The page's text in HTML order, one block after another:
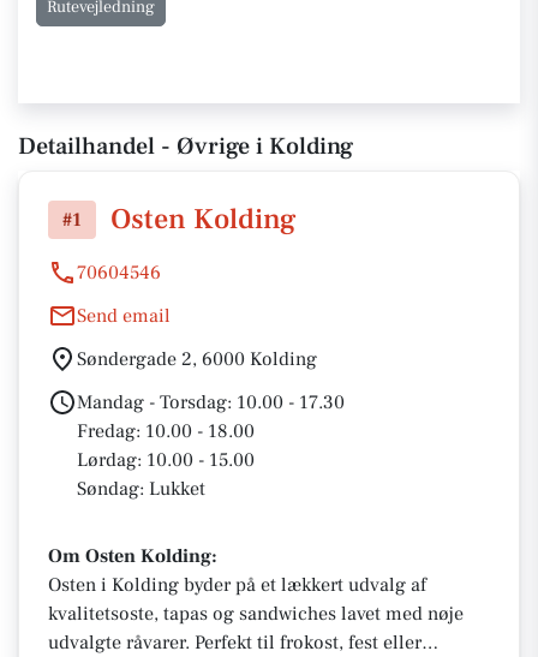
Rutevejledning
Detailhandel - Øvrige i Kolding
#1 Osten Kolding
70604546
Send email
Søndergade 2, 6000 Kolding
Mandag - Torsdag: 10.00 - 17.30
Fredag: 10.00 - 18.00
Lørdag: 10.00 - 15.00
Søndag: Lukket
Om Osten Kolding:
Osten i Kolding byder på et lækkert udvalg af
kvalitetsoste, tapas og sandwiches lavet med nøje
udvalgte råvarer. Perfekt til frokost, fest eller